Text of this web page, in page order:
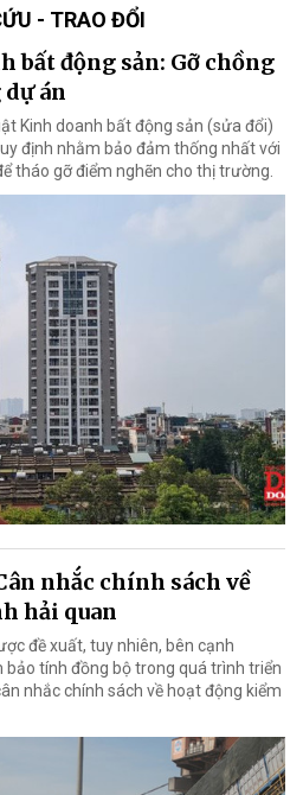
- TRAO ĐỔI
bất động sản: Gỡ chồng
án
Kinh doanh bất động sản (sửa đổi)
định nhằm bảo đảm thống nhất với
tháo gỡ điểm nghẽn cho thị trường.
nhắc chính sách về
hải quan
đề xuất, tuy nhiên, bên cạnh
tính đồng bộ trong quá trình triển
nhắc chính sách về hoạt động kiểm